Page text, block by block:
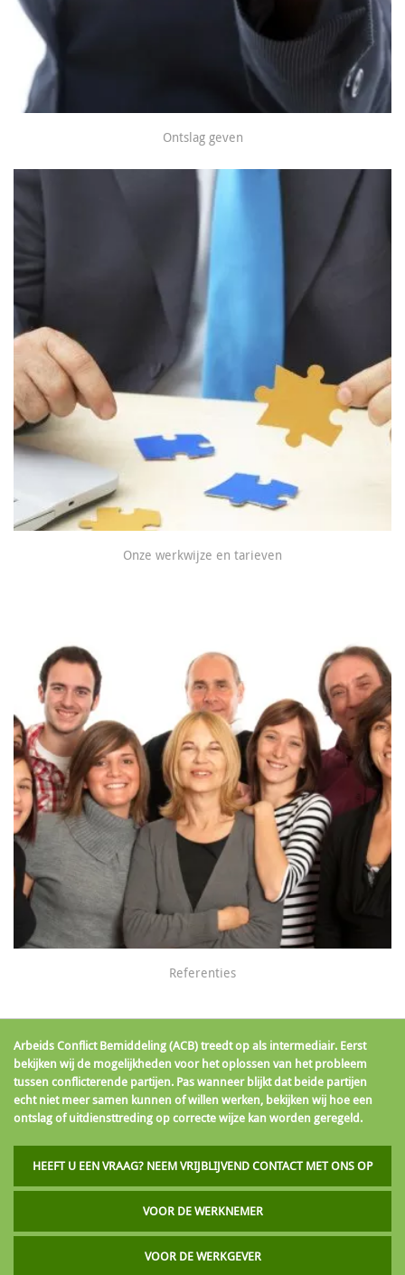
Ontslag geven
Onze werkwijze en tarieven
Referenties
Arbeids Conflict Bemiddeling (ACB) treedt op als intermediair. Eerst
bekijken wij de mogelijkheden voor het oplossen van het probleem
tussen conflicterende partijen. Pas wanneer blijkt dat beide partijen
echt niet meer samen kunnen of willen werken, bekijken wij hoe een
ontslag of uitdiensttreding op correcte wijze kan worden geregeld.
HEEFT U EEN VRAAG? NEEM VRIJBLIJVEND CONTACT MET ONS OP
VOOR DE WERKNEMER
VOOR DE WERKGEVER